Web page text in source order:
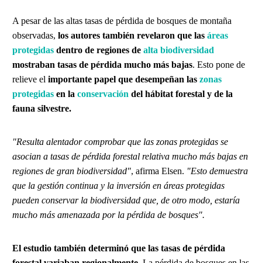
A pesar de las altas tasas de pérdida de bosques de montaña
observadas, los autores también revelaron que las áreas
protegidas dentro de regiones de alta biodiversidad
mostraban tasas de pérdida mucho más bajas. Esto pone de
relieve el importante papel que desempeñan las zonas
protegidas en la conservación del hábitat forestal y de la
fauna silvestre.
"Resulta alentador comprobar que las zonas protegidas se
asocian a tasas de pérdida forestal relativa mucho más bajas en
regiones de gran biodiversidad", afirma Elsen. "Esto demuestra
que la gestión continua y la inversión en áreas protegidas
pueden conservar la biodiversidad que, de otro modo, estaría
mucho más amenazada por la pérdida de bosques".
El estudio también determinó que las tasas de pérdida